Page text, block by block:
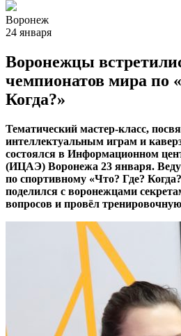
Воронеж
24 января
Воронежцы
чемпионатов мира по
Когда?»
Тематический мастер-класс,
интеллектуальным играм и
состоялся в Информационном
(ИЦАЭ) Воронежа 23 января.
по спортивному «Что? Где?
поделился с воронежцами
вопросов и провёл